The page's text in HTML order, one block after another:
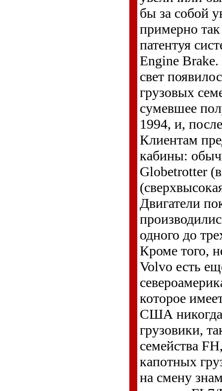
бы за собой
примерно
патентуя
Engine Brake.
свет
грузовых
сумевшее
1994, и,
Клиентам
кабины:
Globetrotter
Двигатели
одного до
Кроме того,
Volvo есть
которое
США никогда
грузовики,
семейства
капотных
на смену